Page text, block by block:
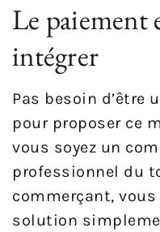
Le paiement
intégrer
Pas besoin d’être
pour proposer ce
vous soyez un
professionnel du
commerçant,
solution